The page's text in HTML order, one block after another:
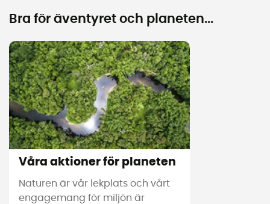
Bra för äventyret och planeten...
Våra aktioner för planeten
Naturen är vår lekplats och vårt
engagemang för miljön är